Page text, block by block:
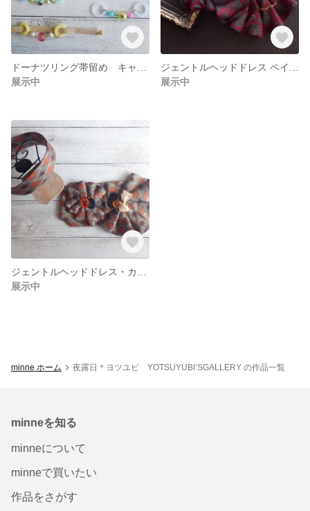
展示中
展示中
展示中
minne ホーム 夜露日＊ヨツユビ YOTSUYUBI’SGALLERY の作品一覧
minneを知る
minneについて
minneで買いたい
作品をさがす